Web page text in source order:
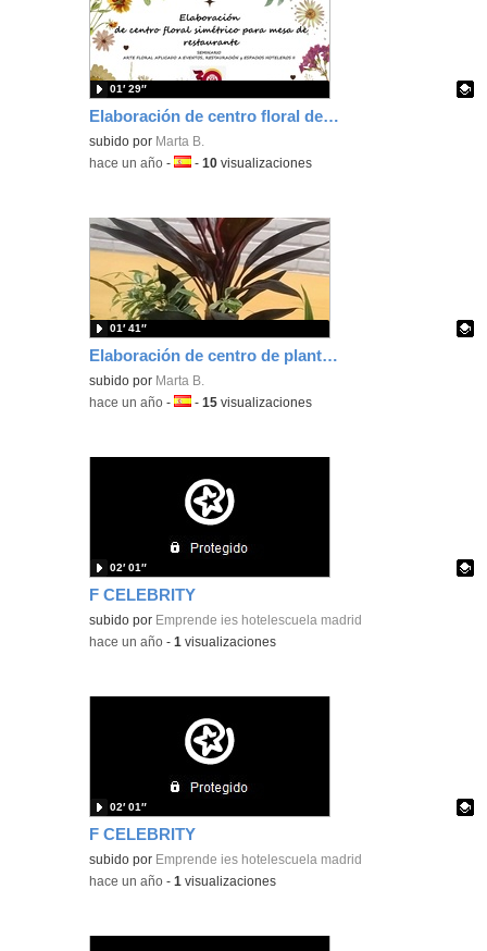
Elaboración de centro floral de mesa simétrico para mesa de restaurante
Contenido educativo.
subido por Marta B.
01′ 29″
-hace un año -Idioma:
-10 visualizaciones
Elaboración de centro de planta para decoración de recepción de hotel
Contenido educativo.
subido por Marta B.
01′ 41″
-hace un año -Idioma:
-15 visualizaciones
F CELEBRITY
Contenido educativo.
subido por Emprende ies hotelescuela madrid
02′ 01″
-hace un año -1 visualizaciones
F CELEBRITY
Contenido educativo.
subido por Emprende ies hotelescuela madrid
02′ 01″
-hace un año -1 visualizaciones